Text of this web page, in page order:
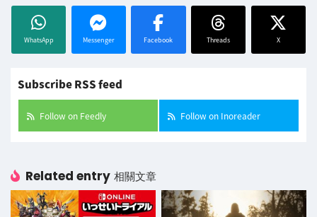
WhatsApp Messenger Facebook Threads X
Subscribe RSS feed
Follow on Feedly Follow on Inoreader
Related entry 相關文章